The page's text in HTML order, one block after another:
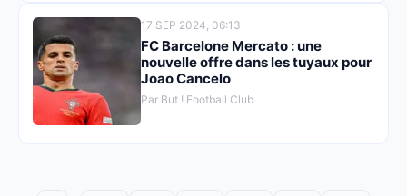
17 SEP 2024, 06:13
FC Barcelone Mercato : une
nouvelle offre dans les tuyaux pour
Joao Cancelo
Par But ! Football Club